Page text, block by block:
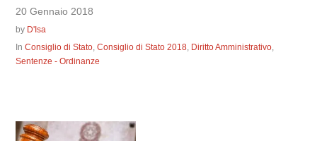
20 Gennaio 2018
by D'Isa
InConsiglio di Stato ,Consiglio di Stato 2018 Diritto Amministrativo
Sentenze - Ordinanze